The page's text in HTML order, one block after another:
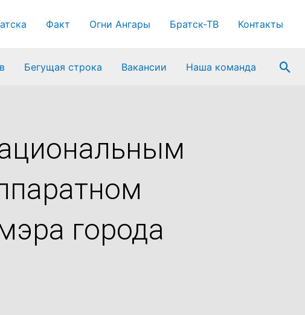
Факт Огни Ангары Братск-ТВ Контакты
Бегущая строка Вакансии Наша команда
города